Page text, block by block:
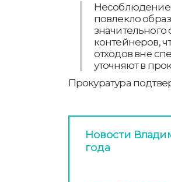
Несоблюдение
повлекло
контейнеров,
отходов вне
уточняют в
Прокуратура
Новости
года